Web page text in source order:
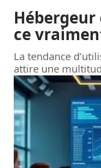
ce
La tendance
attire une